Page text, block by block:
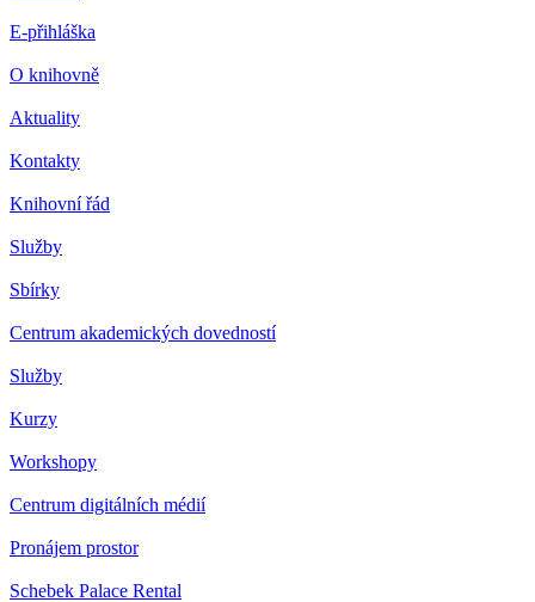
E-přihláška
O knihovně
Aktuality
Kontakty
Knihovní řád
Služby
Sbírky
Centrum akademických dovedností
Služby
Kurzy
Workshopy
Centrum digitálních médií
Pronájem prostor
Schebek Palace Rental